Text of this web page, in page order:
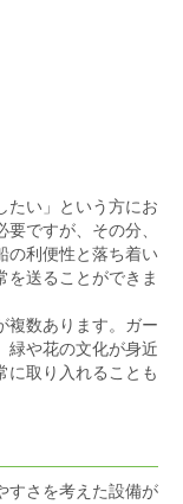
たい」という方にお
ですが、その分、
の利便性と落ち着い
を送ることができま
複数あります。ガー
緑や花の文化が身近
に取り入れることも
すさを考えた設備が